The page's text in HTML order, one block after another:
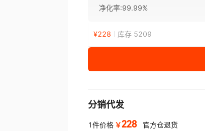
净化率:99.99%
¥228 库存 5209
分销代发
1件价格 ￥228 官方仓退货